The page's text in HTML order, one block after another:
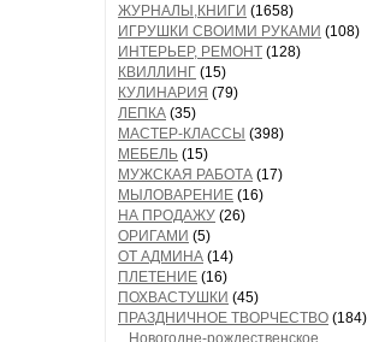
ЖУРНАЛЫ,КНИГИ (1658)
ИГРУШКИ СВОИМИ РУКАМИ (108)
ИНТЕРЬЕР, РЕМОНТ (128)
КВИЛЛИНГ (15)
КУЛИНАРИЯ (79)
ЛЕПКА (35)
МАСТЕР-КЛАССЫ (398)
МЕБЕЛЬ (15)
МУЖСКАЯ РАБОТА (17)
МЫЛОВАРЕНИЕ (16)
НА ПРОДАЖУ (26)
ОРИГАМИ (5)
ОТ АДМИНА (14)
ПЛЕТЕНИЕ (16)
ПОХВАСТУШКИ (45)
ПРАЗДНИЧНОЕ ТВОРЧЕСТВО (184)
Новогодне-рождественское